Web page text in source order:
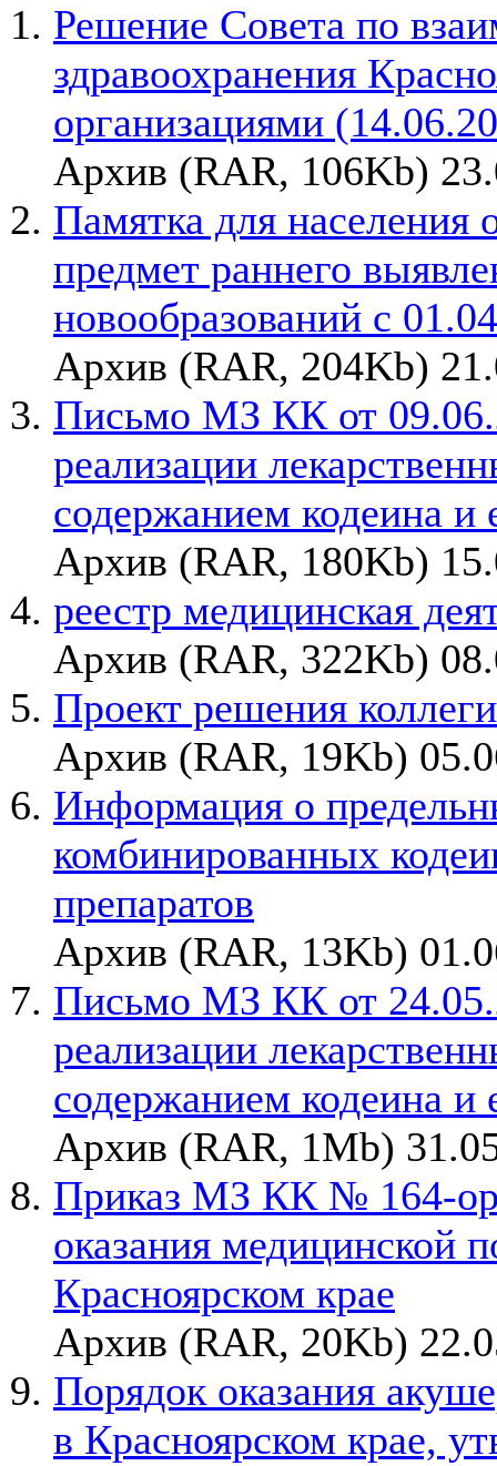
Решение Совета по
здравоохранения
организациями
Архив (RAR, 106Kb)
Памятка для населения
предмет раннего
новообразований с
Архив (RAR, 204Kb)
Письмо МЗ КК от
реализации
содержанием кодеина и
Архив (RAR, 180Kb)
реестр медицинская
Архив (RAR, 322Kb)
Проект решения
Архив (RAR, 19Kb)
Информация о
комбинированных
препаратов
Архив (RAR, 13Kb)
Письмо МЗ КК от
реализации
содержанием кодеина и
Архив (RAR, 1Mb)
Приказ МЗ КК № 164-
оказания
Красноярском крае
Архив (RAR, 20Kb)
Порядок оказания
в Красноярском крае,